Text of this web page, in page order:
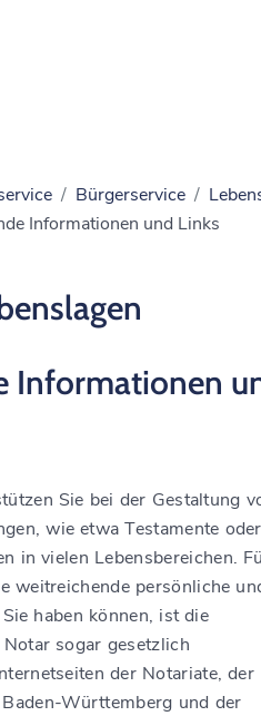
Bürgerservice
Informationen und Links
Informationen
Sie bei der Gestaltung
wie etwa Testamente oder
in vielen Lebensbereichen.
weitreichende persönliche
haben können, ist die
sogar gesetzlich
der Notariate, der
Württemberg und der